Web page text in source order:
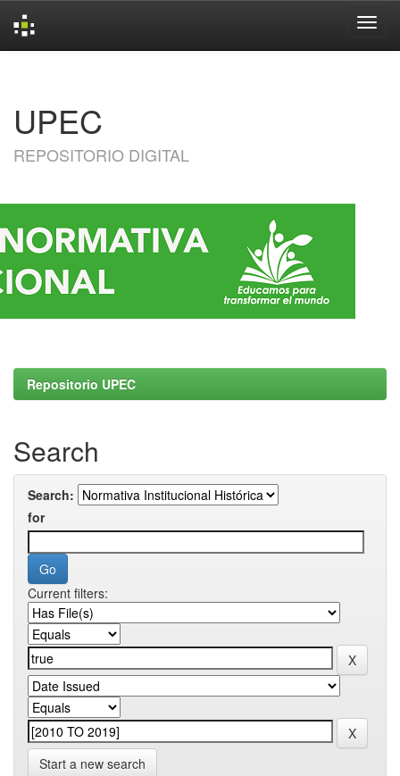
UPEC
REPOSITORIO DIGITAL
Repositorio UPEC
Search
Search:
for
Current filters:
Start a new search